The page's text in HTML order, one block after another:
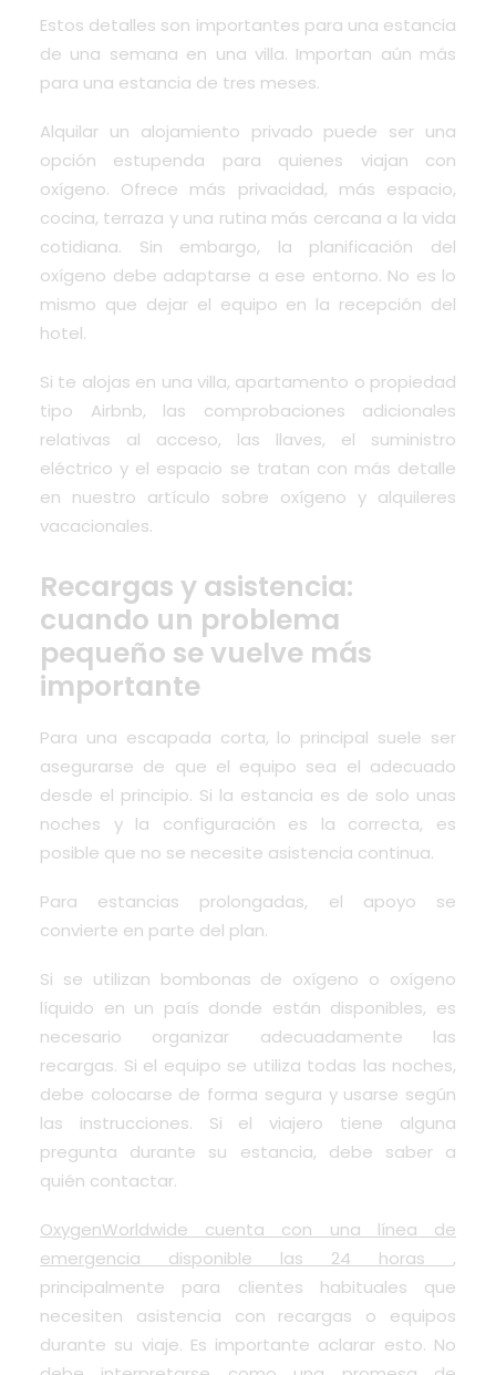
Estos detalles son importantes para una estancia
de una semana en una villa. Importan aún más
para una estancia de tres meses.
Alquilar un alojamiento privado puede ser una
opción estupenda para quienes viajan con
oxígeno. Ofrece más privacidad, más espacio,
cocina, terraza y una rutina más cercana a la vida
cotidiana. Sin embargo, la planificación del
oxígeno debe adaptarse a ese entorno. No es lo
mismo que dejar el equipo en la recepción del
hotel.
Si te alojas en una villa, apartamento o propiedad
tipo Airbnb, las comprobaciones adicionales
relativas al acceso, las llaves, el suministro
eléctrico y el espacio se tratan con más detalle
en nuestro artículo sobre oxígeno y alquileres
vacacionales.
Recargas y asistencia:
cuando un problema
pequeño se vuelve más
importante
Para una escapada corta, lo principal suele ser
asegurarse de que el equipo sea el adecuado
desde el principio. Si la estancia es de solo unas
noches y la configuración es la correcta, es
posible que no se necesite asistencia continua.
Para estancias prolongadas, el apoyo se
convierte en parte del plan.
Si se utilizan bombonas de oxígeno o oxígeno
líquido en un país donde están disponibles, es
necesario organizar adecuadamente las
recargas. Si el equipo se utiliza todas las noches,
debe colocarse de forma segura y usarse según
las instrucciones. Si el viajero tiene alguna
pregunta durante su estancia, debe saber a
quién contactar.
OxygenWorldwide cuenta con una línea de
emergencia disponible las 24 horas ,
principalmente para clientes habituales que
necesiten asistencia con recargas o equipos
durante su viaje. Es importante aclarar esto. No